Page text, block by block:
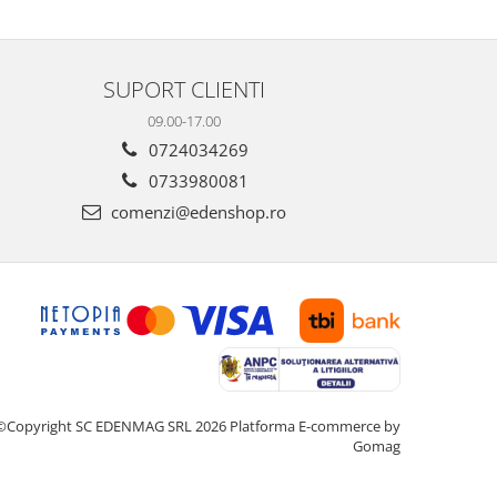
SUPORT CLIENTI
09.00-17.00
0724034269
0733980081
comenzi@edenshop.ro
SC EDENMAG SRL 2026 Platforma E-commerce by
Gomag